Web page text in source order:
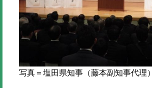
写真＝塩田県知事（藤本副知事代理